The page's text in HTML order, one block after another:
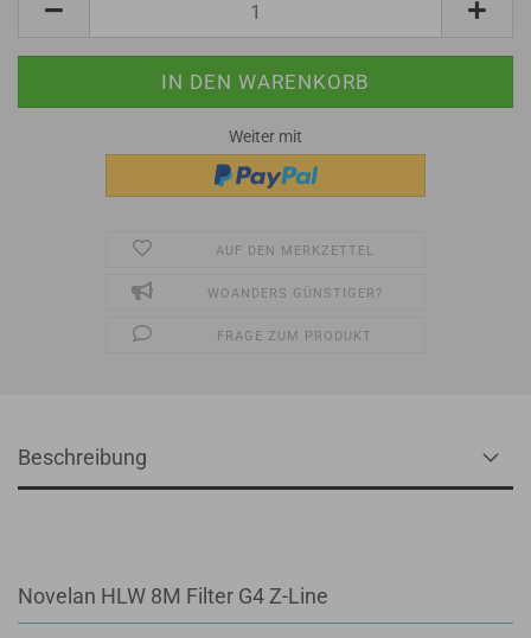
Weiter mit
AUF DEN MERKZETTEL
WOANDERS GÜNSTIGER?
FRAGE ZUM PRODUKT
Beschreibung
Novelan HLW 8M Filter G4 Z-Line